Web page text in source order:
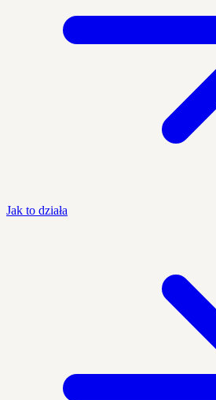
Jak to działa